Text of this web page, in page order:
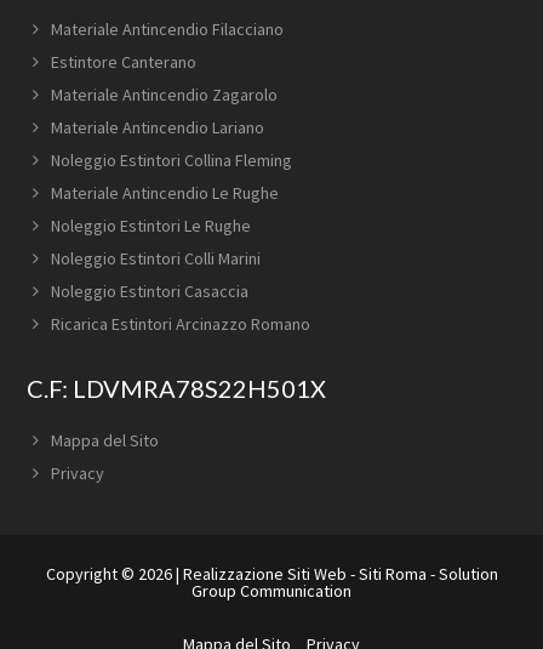
Materiale Antincendio Filacciano
Estintore Canterano
Materiale Antincendio Zagarolo
Materiale Antincendio Lariano
Noleggio Estintori Collina Fleming
Materiale Antincendio Le Rughe
Noleggio Estintori Le Rughe
Noleggio Estintori Colli Marini
Noleggio Estintori Casaccia
Ricarica Estintori Arcinazzo Romano
C.F: LDVMRA78S22H501X
Mappa del Sito
Privacy
Copyright © 2026 | Realizzazione Siti Web -Siti Roma -Solution
Group Communication
Mappa del Sito Privacy